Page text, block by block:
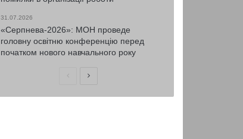
31.07.2026
«Серпнева-2026»: МОН проведе
головну освітню конференцію перед
початком нового навчального року
ПопередняНаступна